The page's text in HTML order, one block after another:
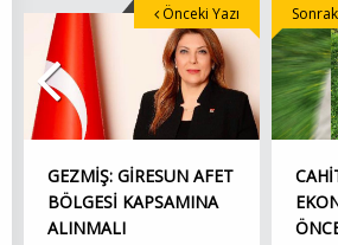
GEZMİŞ: GİRESUN AFET
BÖLGESİ KAPSAMINA
ALINMALI
Önceki Yazı